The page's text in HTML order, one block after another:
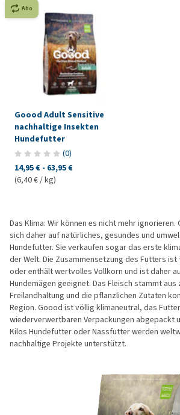
Abo
Goood Adult Sensitive
nachhaltige Insekten
Hundefutter
(0)
14,95 € - 63,95 €
(6,40 € / kg)
Das Klima: Wir können es nicht mehr
sich daher auf natürliches, gesundes und
Hundefutter. Sie verkaufen sogar das erste
der Welt. Die Zusammensetzung des Futters
oder enthält wertvolles Vollkorn und ist daher
Hundemägen geeignet. Das Fleisch stammt
Freilandhaltung und die pflanzlichen Zutaten
Region. Goood ist völlig klimaneutral, das
wiederverwertbaren Verpackungen abgepackt
Kilos Hundefutter oder Nassfutter werden
nachhaltige Projekte unterstützt.